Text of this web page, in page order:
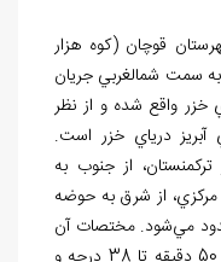
قوچان (کوه هزار
سمت شمال‏غربي جريان
خزر واقع شده و از نظر
آبريز درياي خزر است.
از جنوب به
مرکزي، از شرق به حوضه
ميشود. مختصات آن